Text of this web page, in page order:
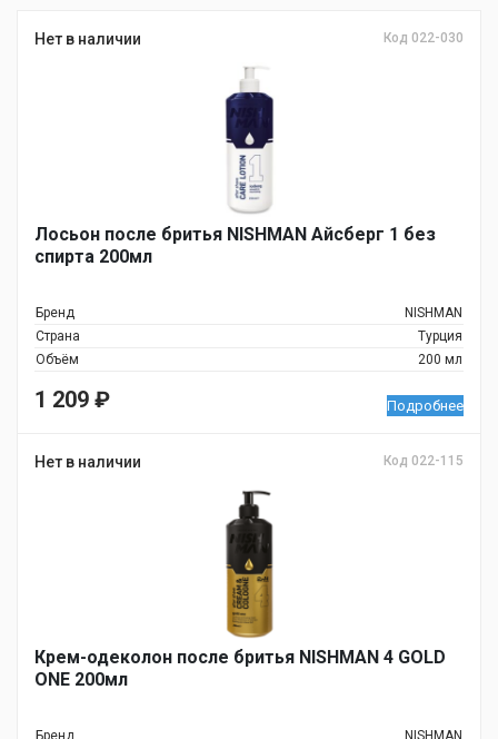
Нет в наличии Код 022-030
Лосьон после бритья NISHMAN Айсберг 1 без
спирта 200мл
Бренд
NISHMAN
Страна
Турция
Объём
200 мл
1 209 ₽ Подробнее
Нет в наличии Код 022-115
Крем-одеколон после бритья NISHMAN 4 GOLD
ONE 200мл
Бренд NISHMAN